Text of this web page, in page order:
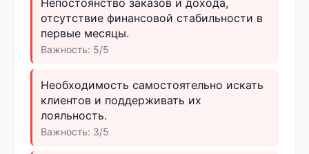
отсутствие финансовой стабильности в
первые месяцы.
Важность: 5/5
Необходимость самостоятельно искать
клиентов и поддерживать их
лояльность.
Важность: 3/5